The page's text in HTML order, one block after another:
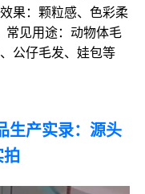
果：颗粒感、色彩柔
常见用途：动物体毛
公仔毛发、娃包等
生产实录：源头
拍